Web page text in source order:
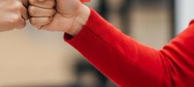
los órganos de gobierno “de
como coordinadora y al
Mayans”.